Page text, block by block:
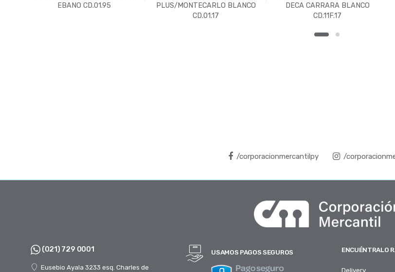
EBANO CD.01.95
PLUS/MONTECARLO BLANCO
CD.01.17
DECA CARRARA BLANCO
CD.11F.17
/corporacionmercantilpy /
(021) 729 0001
Eusebio Ayala 3233 esq. Charles de
USAMOS PAGOS SEGUROS ENCUÉNTRALO
Delivery